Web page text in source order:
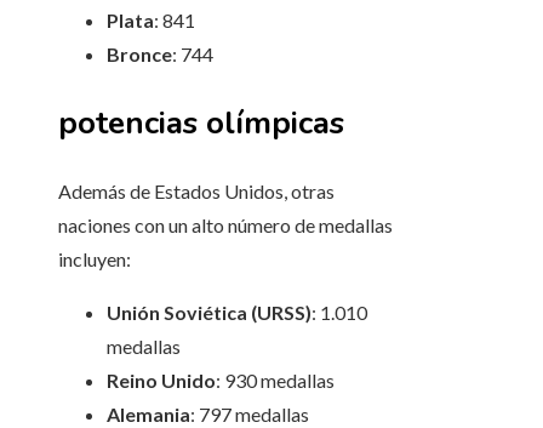
Plata: 841
Bronce: 744
potencias olímpicas
Además de Estados Unidos, otras
naciones con un alto número de medallas
incluyen:
Unión Soviética (URSS): 1.010
medallas
Reino Unido: 930 medallas
Alemania: 797 medallas